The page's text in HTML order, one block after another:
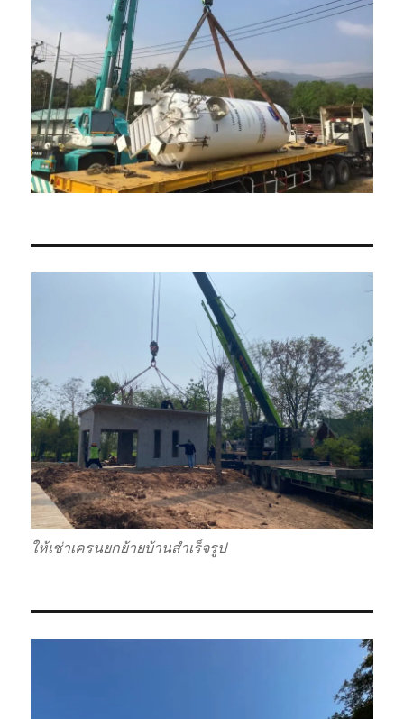
ให้เช่าเครนยกย้ายบ้านสำเร็จรูป